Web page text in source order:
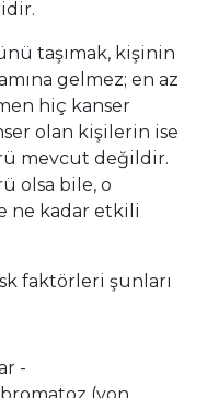
taşımak, kişinin
gelmez; en az
hiç kanser
olan kişilerin ise
mevcut değildir.
olsa bile, o
ne kadar etkili
faktörleri şunları
-